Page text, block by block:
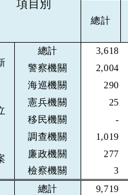
項目別
總計
總計 3,618
警察機關
2,004
海巡機關
290
憲兵機關
25
移民機關
-
調查機關
1,019
廉政機關
277
檢察機關
3
總計 9,719